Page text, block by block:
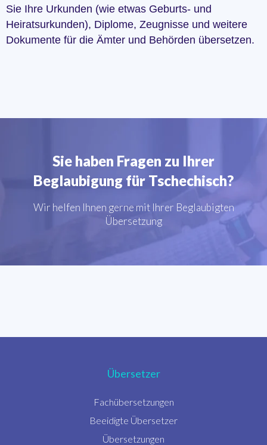
Sie Ihre Urkunden (wie etwas Geburts- und
Heiratsurkunden), Diplome, Zeugnisse und weitere
Dokumente für die Ämter und Behörden übersetzen.
Sie haben Fragen zu Ihrer
Beglaubigung für Tschechisch?
Wir helfen Ihnen gerne mit Ihrer Beglaubigten
Übersetzung
Übersetzer
Fachübersetzungen
Beeidigte Übersetzer
Übersetzungen